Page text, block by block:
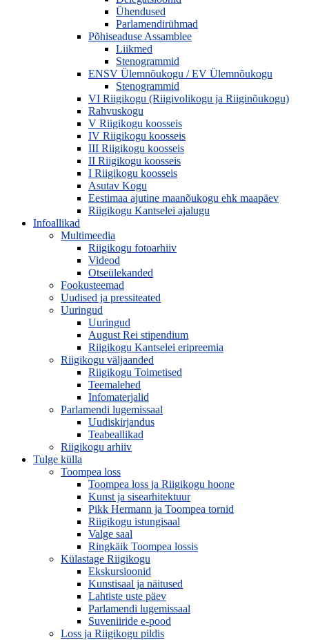
Ühendused
Parlamendirühmad
Põhiseaduse Assamblee
Liikmed
Stenogrammid
ENSV Ülemnõukogu / EV Ülemnõukogu
Stenogrammid
VI Riigikogu (Riigivolikogu ja Riiginõukogu)
Rahvuskogu
V Riigikogu koosseis
IV Riigikogu koosseis
III Riigikogu koosseis
II Riigikogu koosseis
I Riigikogu koosseis
Asutav Kogu
Eestimaa ajutine maanõukogu ehk maapäev
Riigikogu Kantselei ajalugu
Infoallikad
Multimeedia
Riigikogu fotoarhiiv
Videod
Otseülekanded
Fookusteemad
Uudised ja pressiteated
Uuringud
Uuringud
August Rei stipendium
Riigikogu Kantselei eripreemia
Riigikogu väljaanded
Riigikogu Toimetised
Teemalehed
Infomaterjalid
Parlamendi lugemissaal
Uudiskirjandus
Teabeallikad
Riigikogu arhiiv
Tulge külla
Toompea loss
Toompea loss ja Riigikogu hoone
Kunst ja sisearhitektuur
Pikk Hermann ja Toompea tornid
Riigikogu istungisaal
Valge saal
Ringkäik Toompea lossis
Külastage Riigikogu
Ekskursioonid
Kunstisaal ja näitused
Lahtiste uste päev
Parlamendi lugemissaal
Suveniiride e-pood
Loss ja Riigikogu pildis